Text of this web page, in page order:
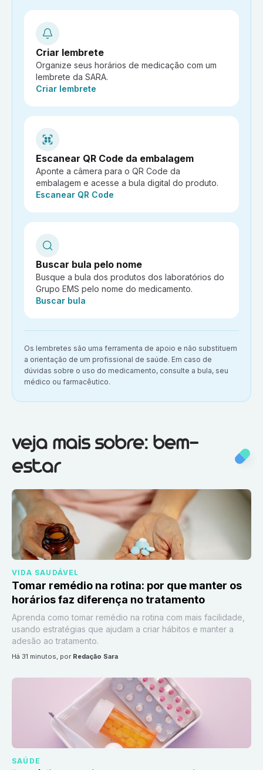
Criar lembrete
Organize seus horários de medicação com um
lembrete da SARA.
Ação:
Criar lembrete
Escanear QR Code da embalagem
Aponte a câmera para o QR Code da
embalagem e acesse a bula digital do produto.
Ação:
Escanear QR Code
Buscar bula pelo nome
Busque a bula dos produtos dos laboratórios do
Grupo EMS pelo nome do medicamento.
Ação:
Buscar bula
Aviso importante:
Os lembretes são uma ferramenta de apoio e não substituem
a orientação de um profissional de saúde. Em caso de
dúvidas sobre o uso do medicamento, consulte a bula, seu
médico ou farmacêutico.
Veja mais sobre:Bem-estar
veja mais sobre: bem-
estar
VIDA SAUDÁVEL
Tomar remédio na rotina: por que manter os
horários faz diferença no tratamento
Aprenda como tomar remédio na rotina com mais facilidade,
usando estratégias que ajudam a criar hábitos e manter a
adesão ao tratamento.
há 31 minutos, por Redação Sara
SAÚDE